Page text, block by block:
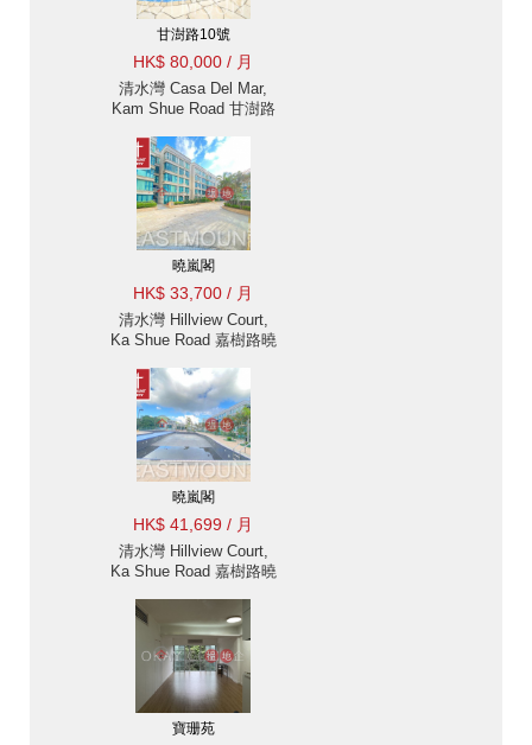
甘澍路10號
HK$ 80,000 / 月
清水灣 Casa Del Mar,
Kam Shue Road 甘澍路
方便 出租單位
曉嵐閣
HK$ 33,700 / 月
清水灣 Hillview Court,
Ka Shue Road 嘉樹路曉
置方便, 連1車位 出租單
位
曉嵐閣
HK$ 41,699 / 月
清水灣 Hillview Court,
Ka Shue Road 嘉樹路曉
家天台, 連1車位 出租單
位
寶珊苑